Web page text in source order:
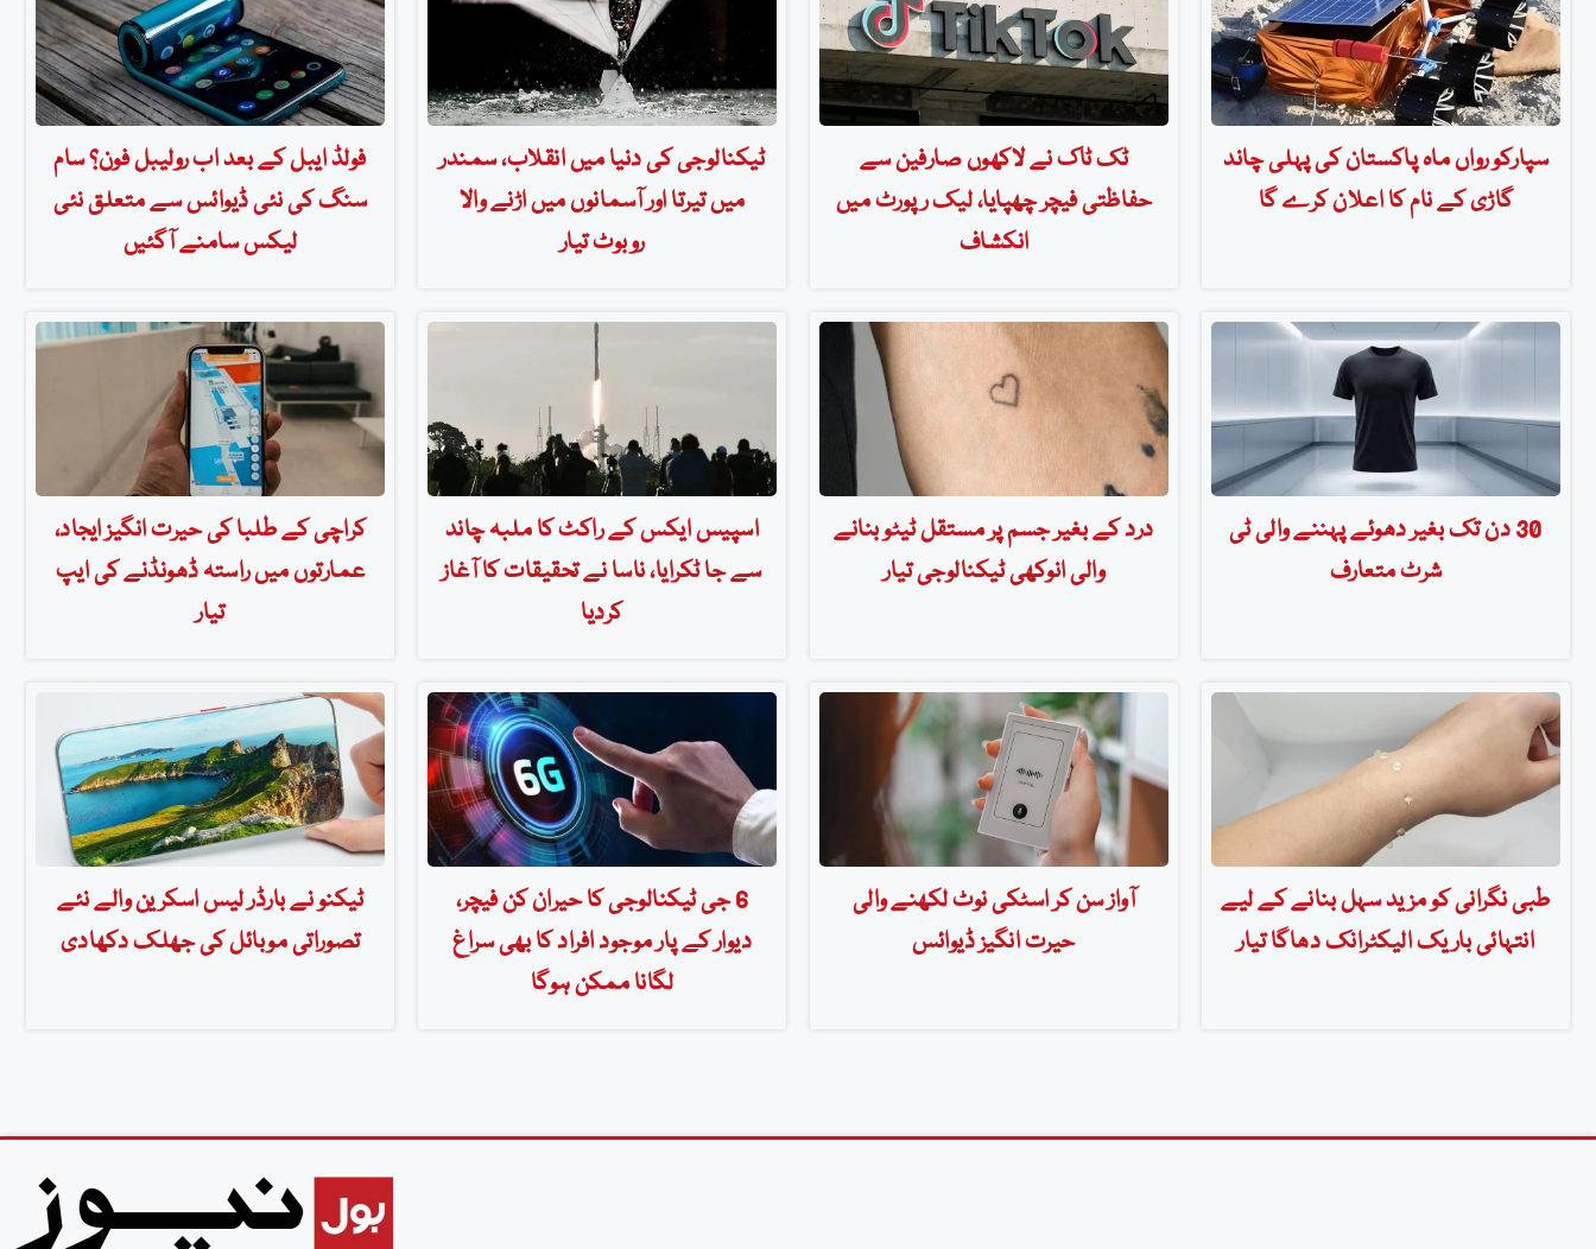
سپارکو رواں ماہ پاکستان کی پہلی چاند
گاڑی کے نام کا اعلان کرے گا
ٹک ٹاک نے لاکھوں صارفین سے
حفاظتی فیچر چھپایا، لیک رپورٹ میں
انکشاف
ٹیکنالوجی کی دنیا میں انقلاب، سمندر
میں تیرتا اور آسمانوں میں اڑنے والا
روبوٹ تیار
فولڈ ایبل کے بعد اب رولیبل فون؟ سام
سنگ کی نئی ڈیوائس سے متعلق نئی
لیکس سامنے آگئیں
30 دن تک بغیر دھوئے پہننے والی ٹی
شرٹ متعارف
درد کے بغیر جسم پر مستقل ٹیٹو بنانے
والی انوکھی ٹیکنالوجی تیار
اسپیس ایکس کے راکٹ کا ملبہ چاند
سے جا ٹکرایا، ناسا نے تحقیقات کا آغاز
کردیا
کراچی کے طلبا کی حیرت انگیز ایجاد،
عمارتوں میں راستہ ڈھونڈنے کی ایپ
تیار
طبی نگرانی کو مزید سہل بنانے کے لیے
انتہائی باریک الیکٹرانک دھاگا تیار
آواز سن کر اسٹکی نوٹ لکھنے والی
حیرت انگیز ڈیوائس
6 جی ٹیکنالوجی کا حیران کن فیچر،
دیوار کے پار موجود افراد کا بھی سراغ
لگانا ممکن ہوگا
ٹیکنو نے بارڈر لیس اسکرین والے نئے
تصوراتی موبائل کی جھلک دکھادی